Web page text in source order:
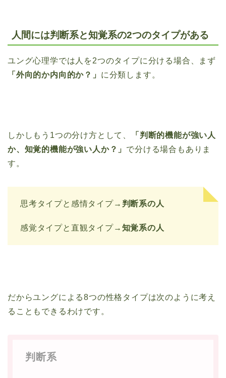
人間には判断系と知覚系の2つのタイプがある
ユング心理学では人を2つのタイプに分ける場合、まず
「外向的か内向的か？」 に分類します。
しかしもう1つの分け方として、
「判断的機能が強い人
か、知覚的機能が強い人か？」 で分ける場合もありま
す。
思考タイプと感情タイプ→ 判断系の人
感覚タイプと直観タイプ→ 知覚系の人
だからユングによる8つの性格タイプは次のように考え
ることもできるわけです。
判断系